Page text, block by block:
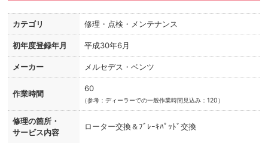
カテゴリ 修理・点検・メンテナンス
初年度登録年月 平成30年6月
メーカー メルセデス・ベンツ
作業時間
60
（参考：ディーラーでの一般作業時間見込み：120）
修理の箇所・
サービス内容
ローター交換＆ﾌﾞﾚｰｷﾊﾟｯﾄﾞ交換